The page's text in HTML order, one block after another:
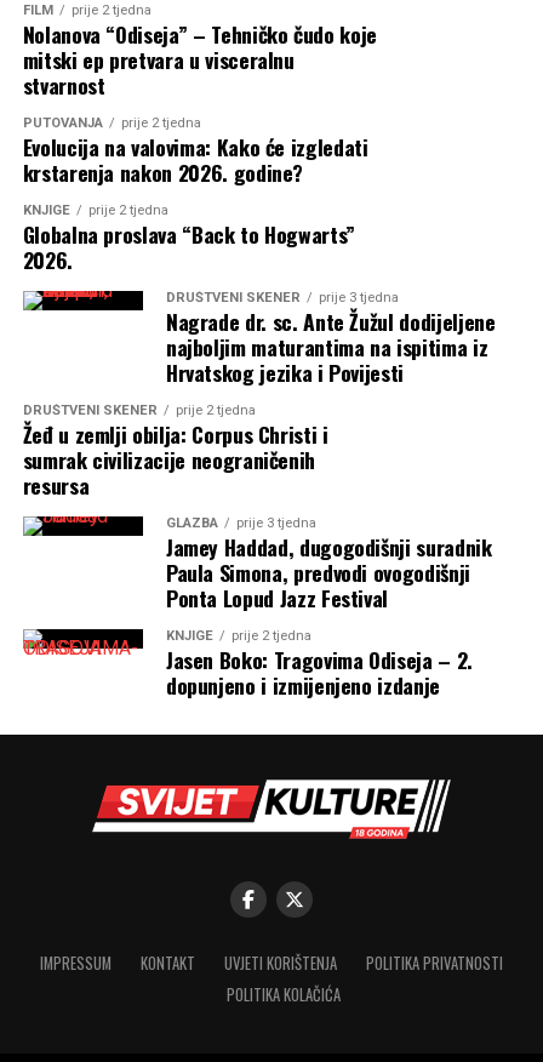
FILM prije 2 tjedna
Nolanova “Odiseja” – Tehničko čudo koje
mitski ep pretvara u visceralnu
stvarnost
PUTOVANJA prije 2 tjedna
Evolucija na valovima: Kako će izgledati
krstarenja nakon 2026. godine?
KNJIGE prije 2 tjedna
Globalna proslava “Back to Hogwarts”
2026.
DRUŠTVENI SKENER prije 3 tjedna
Nagrade dr. sc. Ante Žužul dodijeljene
najboljim maturantima na ispitima iz
Hrvatskog jezika i Povijesti
DRUŠTVENI SKENER prije 2 tjedna
Žeđ u zemlji obilja: Corpus Christi i
sumrak civilizacije neograničenih
resursa
GLAZBA prije 3 tjedna
Jamey Haddad, dugogodišnji suradnik
Paula Simona, predvodi ovogodišnji
Ponta Lopud Jazz Festival
KNJIGE prije 2 tjedna
Jasen Boko: Tragovima Odiseja – 2.
dopunjeno i izmijenjeno izdanje
IMPRESSUM KONTAKT UVJETI KORIŠTENJA
POLITIKA PRIVATNOSTI
POLITIKA KOLAČIĆA